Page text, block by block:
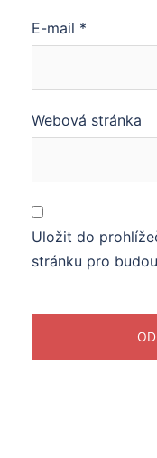
E-mail *
Webová stránka
Uložit do
stránku pro